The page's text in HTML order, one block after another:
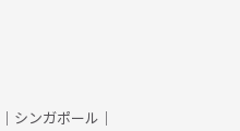
｜ シンガポール ｜